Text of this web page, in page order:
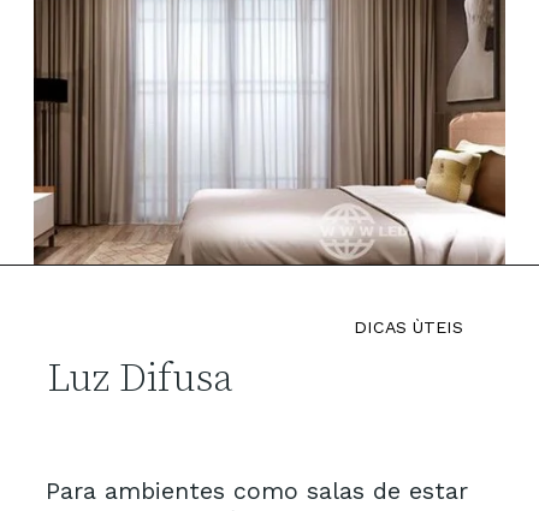
Para ambientes como salas de estar
Luz Difusa
DICAS ÙTEIS